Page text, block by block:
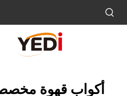
أكواب قهوة